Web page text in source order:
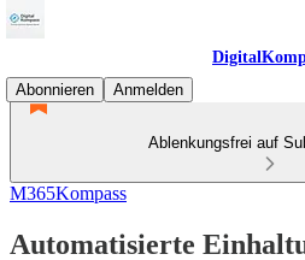
Abonnieren
Anmelden
Ablenkungsfrei auf
M365Kompass
Automatisierte